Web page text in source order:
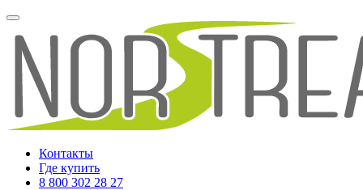
Контакты
Где купить
8 800 302 28 27